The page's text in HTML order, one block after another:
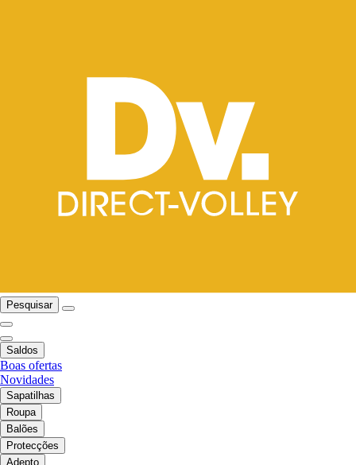
Pesquisar
Saldos
Boas ofertas
Novidades
Sapatilhas
Roupa
Balões
Protecções
Adepto